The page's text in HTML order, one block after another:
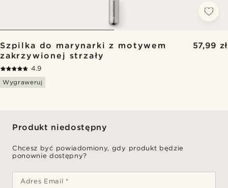
Szpilka do marynarki z motywem
zakrzywionej strzały
57,99 zł
4.9
Wygraweruj
Produkt niedostępny
Chcesz być powiadomiony, gdy produkt będzie
ponownie dostępny?
Adres Email *